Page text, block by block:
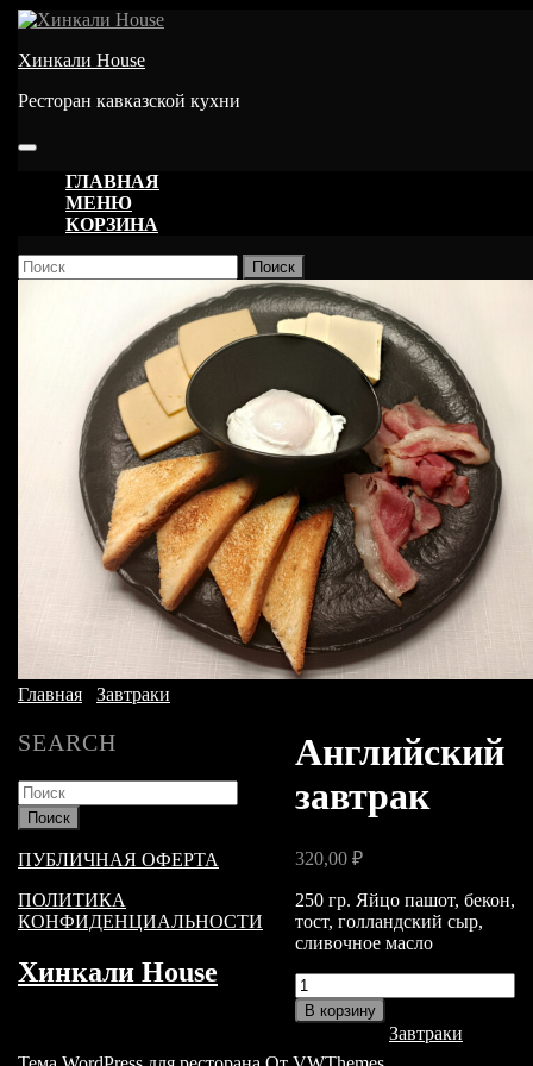
Перейти
содержимому
Хинкали House
Ресторан кавказской кухни
Кнопка
ОткрытьГЛАВНАЯ
МЕНЮ
КОРЗИНА
КНОПКА
ЗАКРЫТЬ
Найти:
Главная Завтраки
Английский
завтрак
320,00 ₽
250 гр. Яйцо пашот, бекон,
тост, голландский сыр,
сливочное масло
Количество
товара
Английский
В корзину
Завтраки
SEARCH
Найти:
ПУБЛИЧНАЯ ОФЕРТА
ПОЛИТИКА
КОНФИДЕНЦИАЛЬНОСТИ
Хинкали House